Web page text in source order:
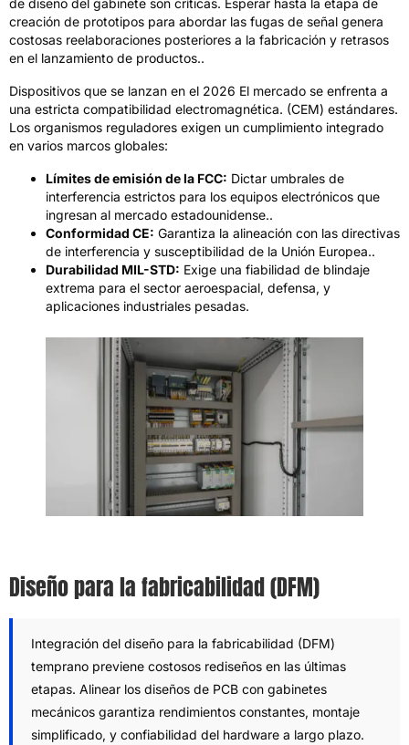
de diseño del gabinete son críticas. Esperar hasta la etapa de
creación de prototipos para abordar las fugas de señal genera
costosas reelaboraciones posteriores a la fabricación y retrasos
en el lanzamiento de productos..
Dispositivos que se lanzan en el 2026 El mercado se enfrenta a
una estricta compatibilidad electromagnética. (CEM) estándares.
Los organismos reguladores exigen un cumplimiento integrado
en varios marcos globales:
Límites de emisión de la FCC: Dictar umbrales de
interferencia estrictos para los equipos electrónicos que
ingresan al mercado estadounidense..
Conformidad CE: Garantiza la alineación con las directivas
de interferencia y susceptibilidad de la Unión Europea..
Durabilidad MIL-STD: Exige una fiabilidad de blindaje
extrema para el sector aeroespacial, defensa, y
aplicaciones industriales pesadas.
Diseño para la fabricabilidad (DFM)
Integración del diseño para la fabricabilidad (DFM)
temprano previene costosos rediseños en las últimas
etapas. Alinear los diseños de PCB con gabinetes
mecánicos garantiza rendimientos constantes, montaje
simplificado, y confiabilidad del hardware a largo plazo.